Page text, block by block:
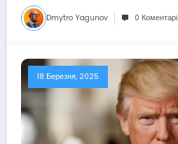
Dmytro Yagunov 0 Коментарі
18 Березня, 2025